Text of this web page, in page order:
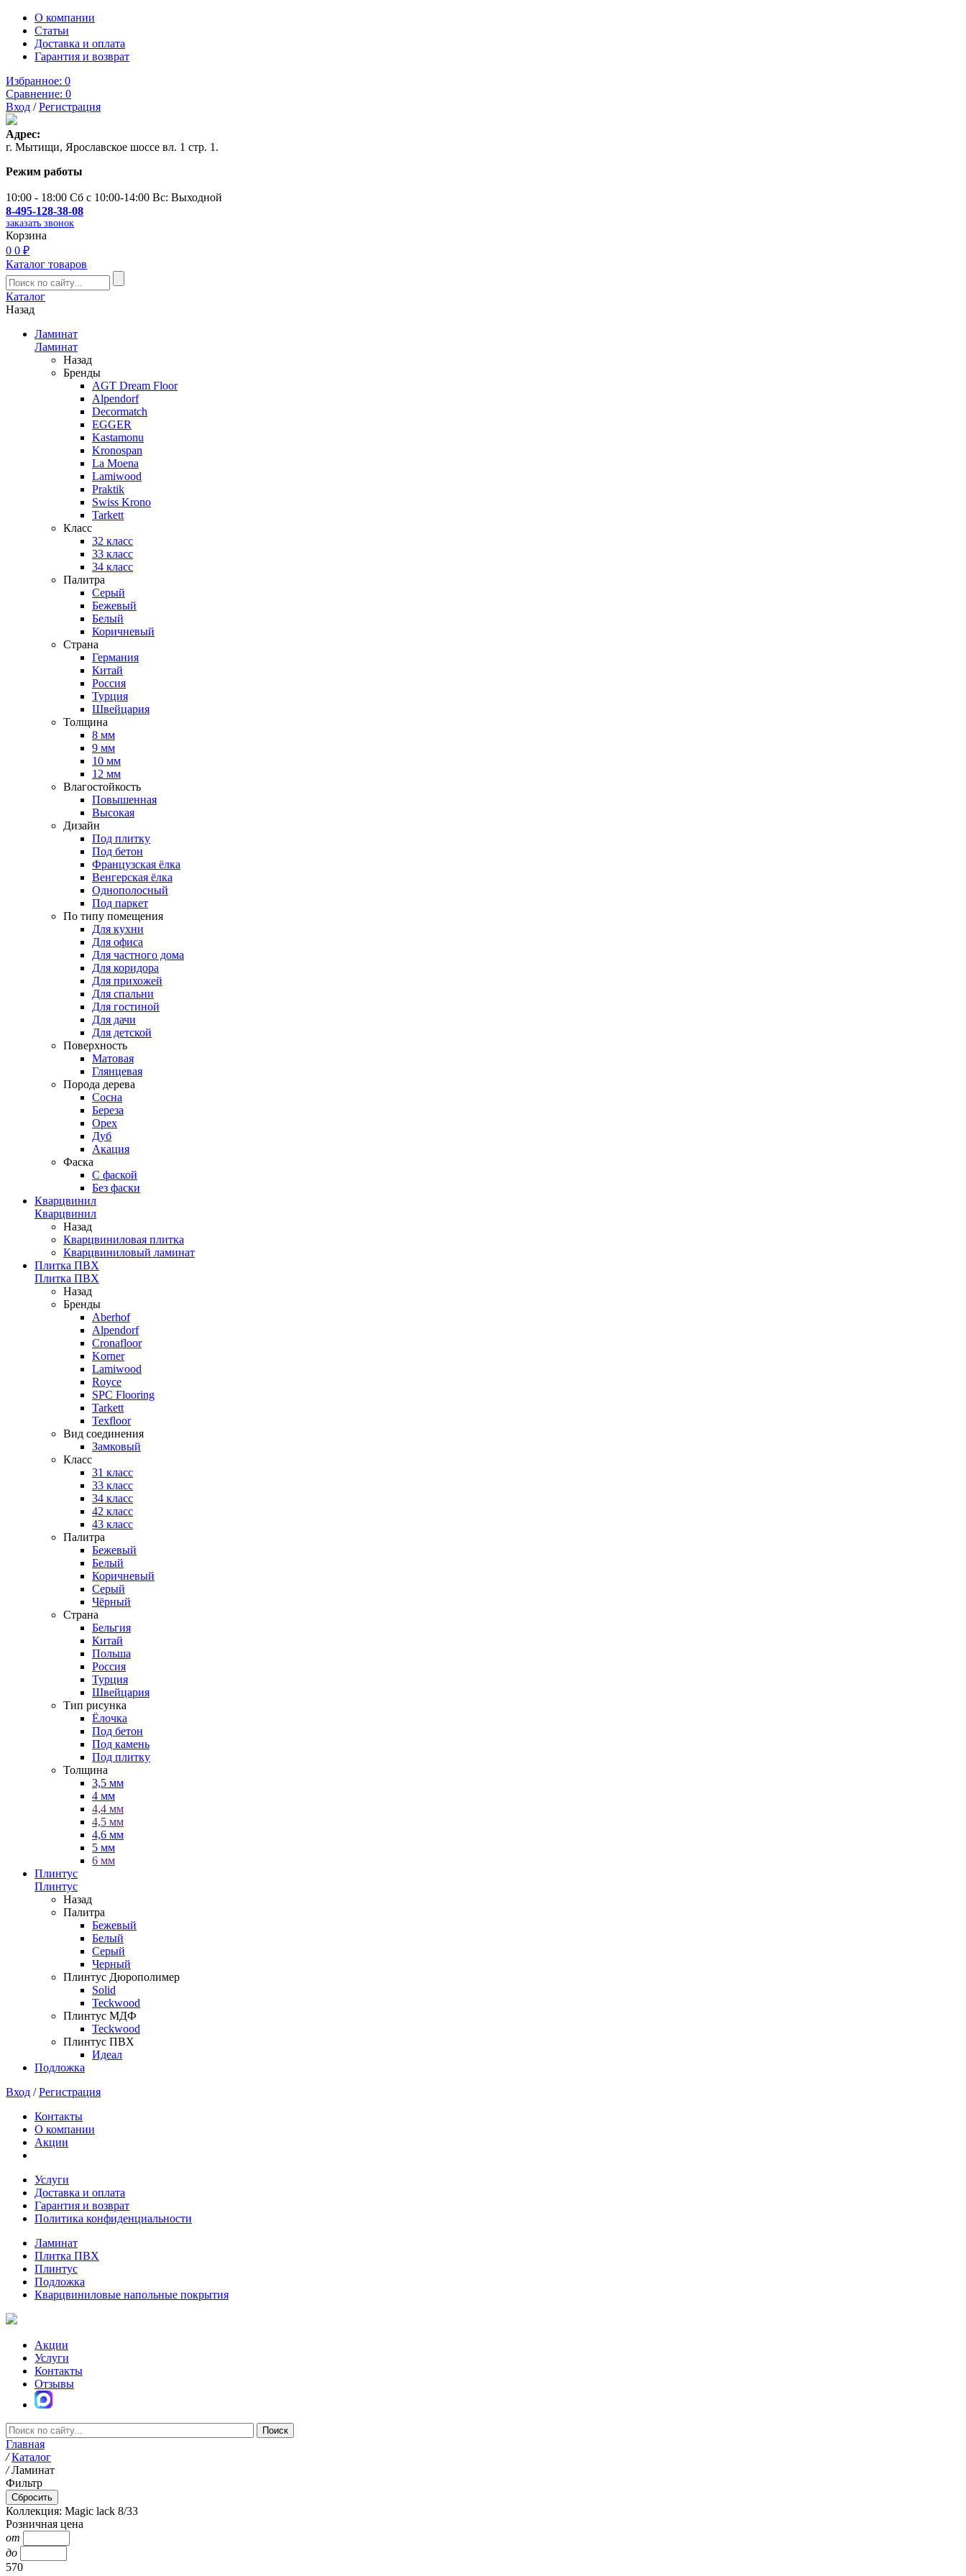
О компании
Статьи
Доставка и оплата
Гарантия и возврат
Избранное: 0
Сравнение: 0
Вход /Регистрация
Адрес:
г. Мытищи, Ярославское шоссе вл. 1 стр. 1.
Режим работы
10:00 - 18:00 Сб с 10:00-14:00 Вс: Выходной
8-495-128-38-08
заказать звонок
Корзина
0 0 ₽
Каталог товаров
Каталог
Назад
Ламинат
Ламинат
Назад
Бренды
AGT Dream Floor
Alpendorf
Decormatch
EGGER
Kastamonu
Kronospan
La Moena
Lamiwood
Praktik
Swiss Krono
Tarkett
Класс
32 класс
33 класс
34 класс
Палитра
Серый
Бежевый
Белый
Коричневый
Страна
Германия
Китай
Россия
Турция
Швейцария
Толщина
8 мм
9 мм
10 мм
12 мм
Влагостойкость
Повышенная
Высокая
Дизайн
Под плитку
Под бетон
Французская ёлка
Венгерская ёлка
Однополосный
Под паркет
По типу помещения
Для кухни
Для офиса
Для частного дома
Для коридора
Для прихожей
Для спальни
Для гостиной
Для дачи
Для детской
Поверхность
Матовая
Глянцевая
Порода дерева
Сосна
Береза
Орех
Дуб
Акация
Фаска
С фаской
Без фаски
Кварцвинил
Кварцвинил
Назад
Кварцвиниловая плитка
Кварцвиниловый ламинат
Плитка ПВХ
Плитка ПВХ
Назад
Бренды
Aberhof
Alpendorf
Cronafloor
Korner
Lamiwood
Royce
SPC Flooring
Tarkett
Texfloor
Вид соединения
Замковый
Класс
31 класс
33 класс
34 класс
42 класс
43 класс
Палитра
Бежевый
Белый
Коричневый
Серый
Чёрный
Страна
Бельгия
Китай
Польша
Россия
Турция
Швейцария
Тип рисунка
Ёлочка
Под бетон
Под камень
Под плитку
Толщина
3,5 мм
4 мм
4,4 мм
4,5 мм
4,6 мм
5 мм
6 мм
Плинтус
Плинтус
Назад
Палитра
Бежевый
Белый
Серый
Черный
Плинтус Дюрополимер
Solid
Teckwood
Плинтус МДФ
Teckwood
Плинтус ПВХ
Идеал
Подложка
Вход /Регистрация
Контакты
О компании
Акции
Услуги
Доставка и оплата
Гарантия и возврат
Политика конфиденциальности
Ламинат
Плитка ПВХ
Плинтус
Подложка
Кварцвиниловые напольные покрытия
Акции
Услуги
Контакты
Отзывы
Главная
/ Каталог
/ Ламинат
Фильтр
Коллекция: Magic lack 8/33
Розничная цена
от
до
570